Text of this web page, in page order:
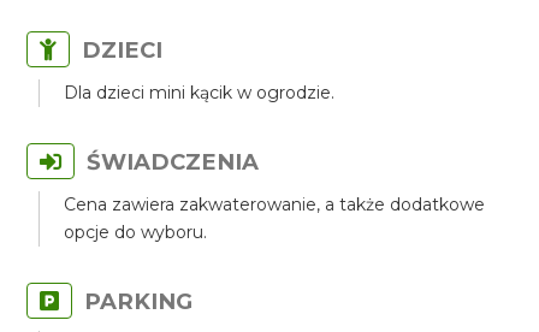
DZIECI
Dla dzieci mini kącik w ogrodzie.
ŚWIADCZENIA
Cena zawiera zakwaterowanie, a także dodatkowe
opcje do wyboru.
PARKING